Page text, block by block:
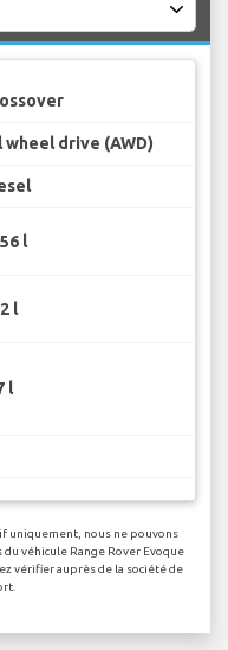
wheel drive (AWD)
l
l
l
uniquement, nous ne pouvons
véhicule Range Rover Evoque
vérifier auprès de la société de